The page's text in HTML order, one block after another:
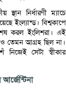
নির্ধারণী ম্যাচে
ইংল্যান্ড। বিশ্বকাপে
করল ইংলিশরা। এই
তেমন আগ্রহ ছিল না।
নিজেই সেটা স্বীকার